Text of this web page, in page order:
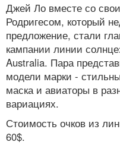
Джей Ло вместе со
Родригесом, который
предложение, стали
кампании линии
Australia. Пара
модели марки -
маска и авиаторы в
вариациях.
Стоимость очков из
60$.